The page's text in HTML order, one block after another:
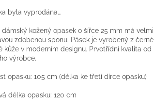
byla vyprodána…
dámský kožený opasek o šířce 25 mm má velmi
zdobenou sponu. Pásek je vyrobený z černé
kůže v moderním designu. Prvotřídní kvalita od
výrobce.
opasku: 105 cm (délka ke třetí dírce opasku)
délka opasku: 120 cm